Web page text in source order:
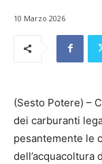
10 Marzo 2026
(Sesto Potere) –
dei carburanti
pesantemente le
dell’acquacoltura